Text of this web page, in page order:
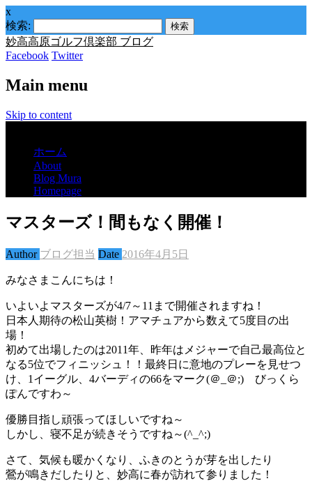
x
検索:
妙高高原ゴルフ倶楽部 ブログ
Facebook Twitter
Main menu
Skip to content
ホーム
About
Blog Mura
Homepage
マスターズ！間もなく開催！
Author ブログ担当 Date 2016年4月5日
みなさまこんにちは！
いよいよマスターズが4/7～11まで開催されますね！
日本人期待の松山英樹！アマチュアから数えて5度目の出
場！
初めて出場したのは2011年、昨年はメジャーで自己最高位と
なる5位でフィニッシュ！！最終日に意地のプレーを見せつ
け、1イーグル、4バーディの66をマーク(＠_＠;) びっくら
ぽんですわ～
優勝目指し頑張ってほしいですね～
しかし、寝不足が続きそうですね～(^_^;)
さて、気候も暖かくなり、ふきのとうが芽を出したり
鶯が鳴きだしたりと、妙高に春が訪れて参りました！